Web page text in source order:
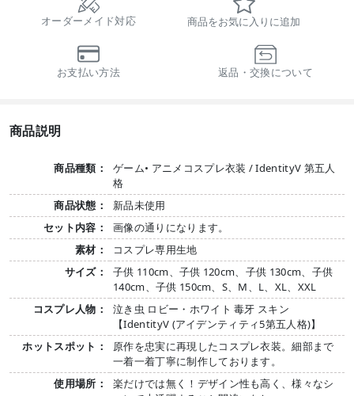
オーダーメイド対応 商品をお気に入りに追加
お支払い方法 返品・交換について
商品説明
商品種類：
ゲーム• アニメコスプレ衣装 / IdentityV 第五人
格
商品状態：
新品未使用
セット内容：
画像の通りになります。
素材：
コスプレ専用生地
サイズ：
子供 110cm、子供 120cm、子供 130cm、子供
140cm、子供 150cm、S、M、L、XL、XXL
コスプレ人物：
泣き虫 ロビー・ホワイト 毒牙 スキン
【IdentityV (アイデンティティ5第五人格)】
ホットスポット：
原作を忠実に再現したコスプレ衣装。細部まで
一着一着丁寧に制作しております。
使用場所：
楽だけでは無く！デザイン性も高く、様々なシ